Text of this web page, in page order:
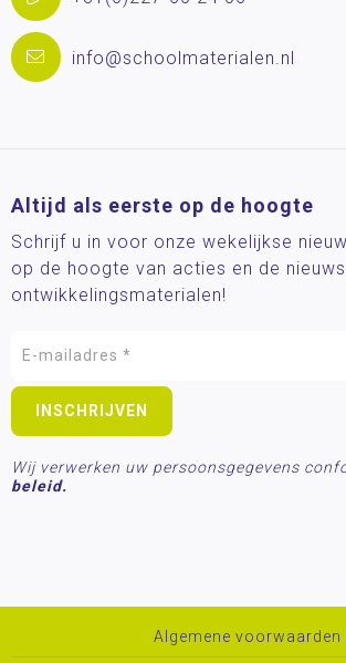
info@schoolmaterialen.nl
Altijd als eerste op de hoogte
Schrijf u in voor onze wekelijkse
op de hoogte van acties en de
ontwikkelingsmaterialen!
Wij verwerken uw persoonsgegevens
beleid.
Algemene voorwaarden